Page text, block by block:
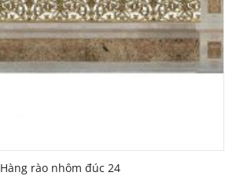
Hàng rào nhôm đúc 24